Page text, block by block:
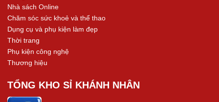
Nhà sách Online
Chăm sóc sức khoẻ và thể thao
Dụng cụ và phụ kiện làm đẹp
Thời trang
Phụ kiện công nghệ
Thương hiệu
TỔNG KHO SỈ KHÁNH NHÂN